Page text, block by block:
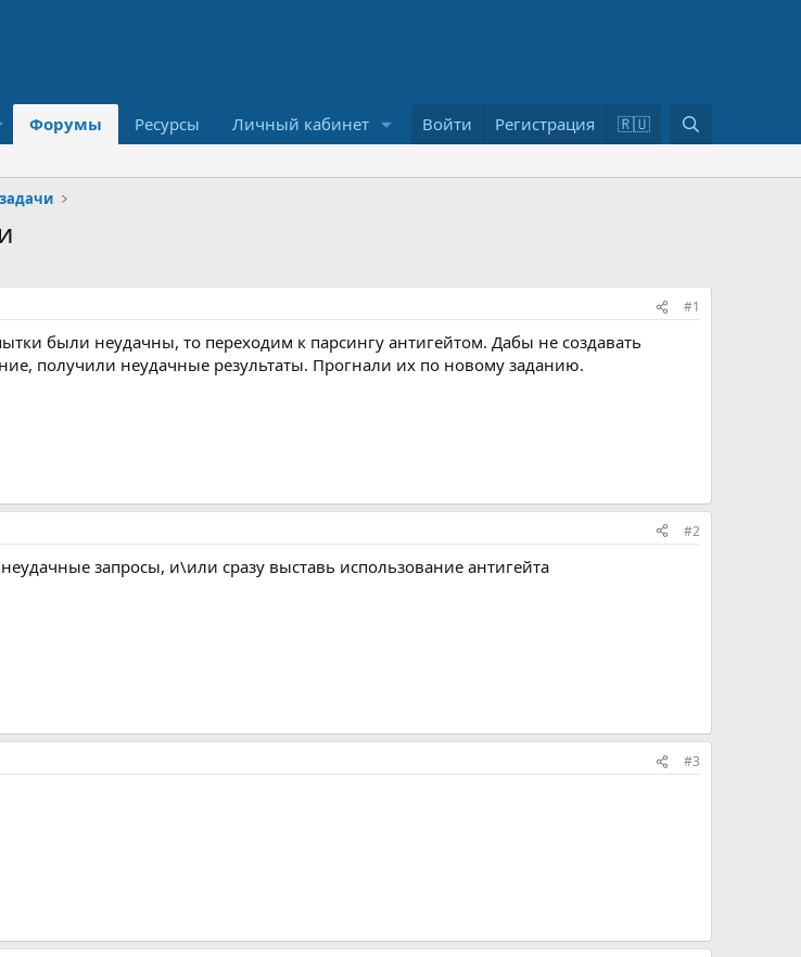
Форумы Ресурсы Личный кабинет Войти Регистрация 🇷🇺
о
#1
были неудачны, то переходим к парсингу антигейтом. Дабы не создавать
получили неудачные результаты. Прогнали их по новому заданию.
#2
запросы, и\или сразу выставь использование антигейта
#3